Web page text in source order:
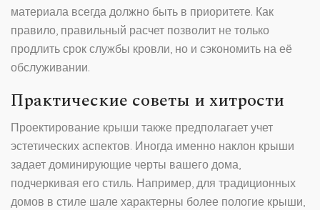
материала всегда должно быть в приоритете. Как
правило, правильный расчет позволит не только
продлить срок службы кровли, но и сэкономить на её
обслуживании.
Практические советы и хитрости
Проектирование крыши также предполагает учет
эстетических аспектов. Иногда именно наклон крыши
задает доминирующие черты вашего дома,
подчеркивая его стиль. Например, для традиционных
домов в стиле шале характерны более пологие крыши,